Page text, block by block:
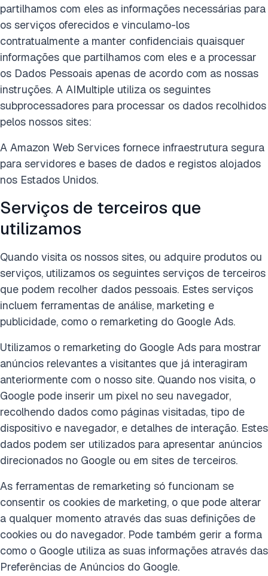
partilhamos com eles as informações necessárias para
os serviços oferecidos e vinculamo-los
contratualmente a manter confidenciais quaisquer
informações que partilhamos com eles e a processar
os Dados Pessoais apenas de acordo com as nossas
instruções. A AIMultiple utiliza os seguintes
subprocessadores para processar os dados recolhidos
pelos nossos sites:
A Amazon Web Services fornece infraestrutura segura
para servidores e bases de dados e registos alojados
nos Estados Unidos.
Serviços de terceiros que
utilizamos
Quando visita os nossos sites, ou adquire produtos ou
serviços, utilizamos os seguintes serviços de terceiros
que podem recolher dados pessoais. Estes serviços
incluem ferramentas de análise, marketing e
publicidade, como o remarketing do Google Ads.
Utilizamos o remarketing do Google Ads para mostrar
anúncios relevantes a visitantes que já interagiram
anteriormente com o nosso site. Quando nos visita, o
Google pode inserir um pixel no seu navegador,
recolhendo dados como páginas visitadas, tipo de
dispositivo e navegador, e detalhes de interação. Estes
dados podem ser utilizados para apresentar anúncios
direcionados no Google ou em sites de terceiros.
As ferramentas de remarketing só funcionam se
consentir os cookies de marketing, o que pode alterar
a qualquer momento através das suas definições de
cookies ou do navegador. Pode também gerir a forma
como o Google utiliza as suas informações através das
Preferências de Anúncios do Google.